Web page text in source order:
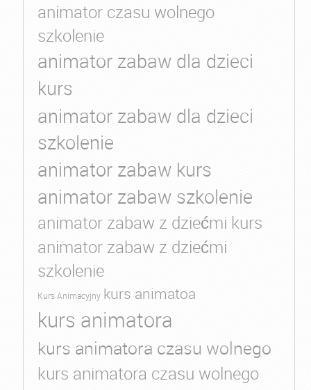
animator czasu wolnego
szkolenie
animator zabaw dla dzieci
kurs
animator zabaw dla dzieci
szkolenie
animator zabaw kurs
animator zabaw szkolenie
animator zabaw z dziećmi kurs
animator zabaw z dziećmi
szkolenie
Kurs Animacyjny kurs animatoa
kurs animatora
kurs animatora czasu wolnego
kurs animatora czasu wolnego